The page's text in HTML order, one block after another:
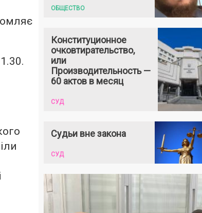
ОБЩЕСТВО
Конституционное
очковтирательство,
или
Производительность —
60 актов в месяц
СУД
Судьи вне закона
СУД